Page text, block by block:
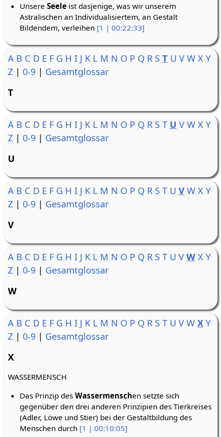
UnsereSeele ist dasjenige, was wir unserem
Astralischen an Individualisiertem, an Gestalt
Bildendem, verleihen [1 | 00:22:33]
A B C D E F G H I J K L M N O P Q R S T U V W X Y
Z| 0-9| Gesamtglossar
T
A B C D E F G H I J K L M N O P Q R S T U V W X Y
Z| 0-9| Gesamtglossar
U
A B C D E F G H I J K L M N O P Q R S T U V W X Y
Z| 0-9| Gesamtglossar
V
A B C D E F G H I J K L M N O P Q R S T U V W X Y
Z| 0-9| Gesamtglossar
W
A B C D E F G H I J K L M N O P Q R S T U V W X Y
Z| 0-9| Gesamtglossar
X
WASSERMENSCH
Das Prinzip desWassermenschen setzte sich
gegenüber den drei anderen Prinzipien des Tierkreises
(Adler, Löwe und Stier) bei der Gestaltbildung des
Menschen durch [1 | 00:10:05]